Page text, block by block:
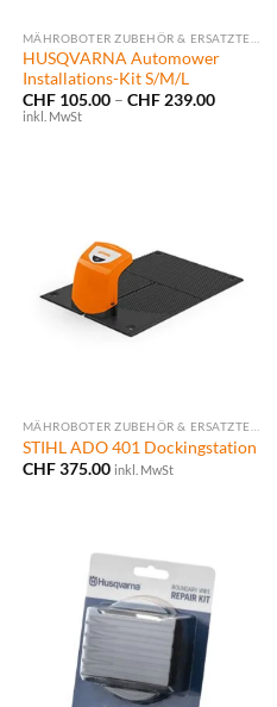
HUSQVARNA Automower
Installations-Kit S/M/L
CHF105.00 – CHF239.00
inkl. MwSt
MÄHROBOTER ZUBEHÖR & ERSATZTEILE
STIHL ADO 401 Dockingstation
CHF375.00 inkl. MwSt